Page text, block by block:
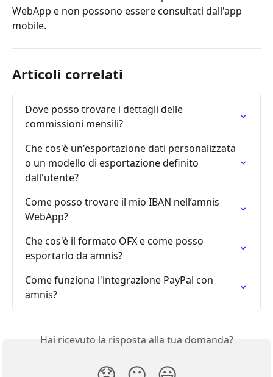
WebApp e non possono essere consultati dall'app
mobile.
Articoli correlati
Dove posso trovare i dettagli delle
commissioni mensili?
Che cos'è un'esportazione dati personalizzata
o un modello di esportazione definito
dall'utente?
Come posso trovare il mio IBAN nell’amnis
WebApp?
Che cos'è il formato OFX e come posso
esportarlo da amnis?
Come funziona l'integrazione PayPal con
amnis?
Hai ricevuto la risposta alla tua domanda?